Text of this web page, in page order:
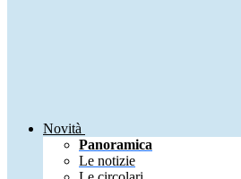
Novità
Panoramica
Le notizie